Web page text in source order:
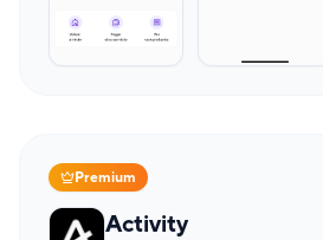
Premium
Activity